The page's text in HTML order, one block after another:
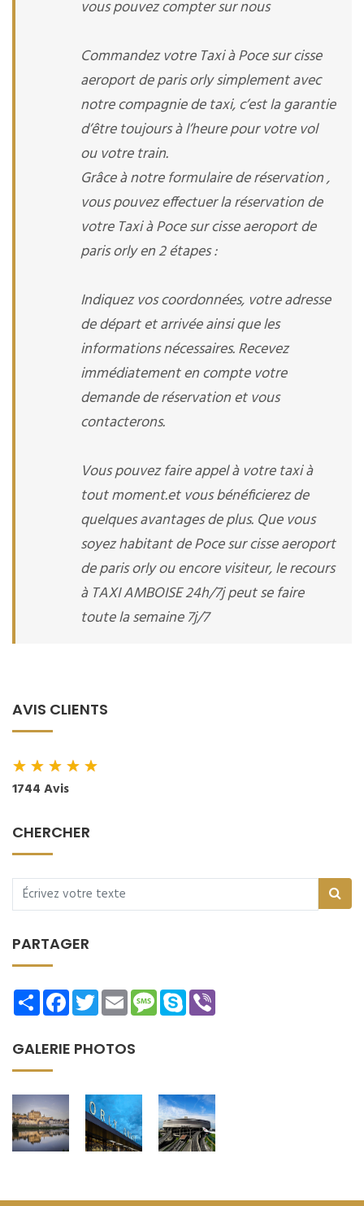
vous pouvez compter sur nous
Commandez votre Taxi à Poce sur cisse
aeroport de paris orly simplement avec
notre compagnie de taxi, c’est la garantie
d’être toujours à l’heure pour votre vol
ou votre train.
Grâce à notre formulaire de réservation ,
vous pouvez effectuer la réservation de
votre Taxi à Poce sur cisse aeroport de
paris orly en 2 étapes :
Indiquez vos coordonnées, votre adresse
de départ et arrivée ainsi que les
informations nécessaires. Recevez
immédiatement en compte votre
demande de réservation et vous
contacterons.
Vous pouvez faire appel à votre taxi à
tout moment.et vous bénéficierez de
quelques avantages de plus. Que vous
soyez habitant de Poce sur cisse aeroport
de paris orly ou encore visiteur, le recours
à TAXI AMBOISE 24h/7j peut se faire
toute la semaine 7j/7
AVIS CLIENTS
★★★★★
1744 Avis
CHERCHER
PARTAGER
ShareFacebookTwitterEmailMessage
Skype
GALERIE PHOTOS